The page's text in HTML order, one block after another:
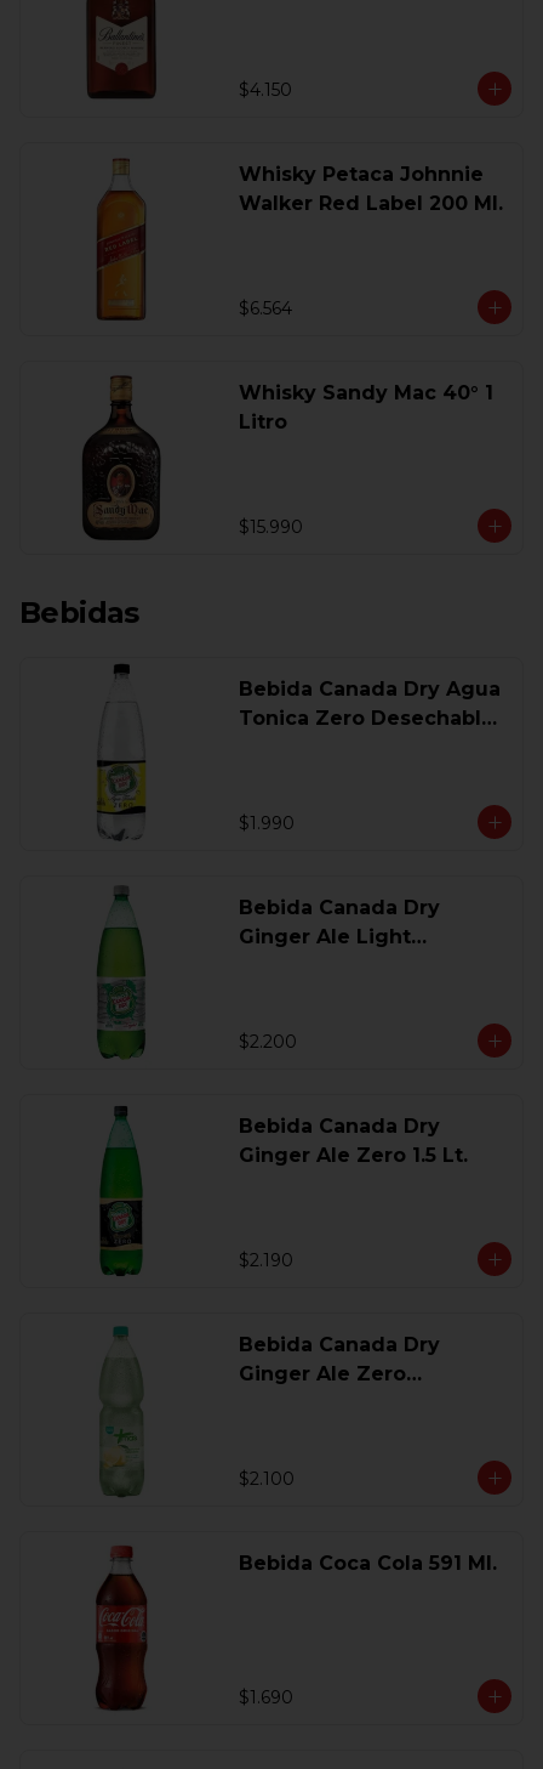
$4.150
Whisky Petaca Johnnie
Walker Red Label 200 Ml.
$6.564
Whisky Sandy Mac 40° 1
Litro
$15.990
Bebidas
Bebida Canada Dry Agua
Tonica Zero Desechable
$1.990
Bebida Canada Dry
Ginger Ale Light
$2.200
Bebida Canada Dry
Ginger Ale Zero 1.5 Lt.
$2.190
Bebida Canada Dry
Ginger Ale Zero
$2.100
Bebida Coca Cola 591 Ml.
$1.690